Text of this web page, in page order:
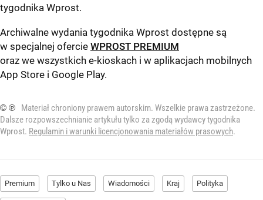
tygodnika Wprost.
Archiwalne wydania tygodnika Wprost dostępne są
w specjalnej ofercie WPROST PREMIUM
oraz we wszystkich e-kioskach i w aplikacjach mobilnych
App Store i Google Play.
© ℗
Materiał chroniony prawem autorskim. Wszelkie prawa zastrzeżone.
Dalsze rozpowszechnianie artykułu tylko za zgodą wydawcy tygodnika
Wprost. Regulamin i warunki licencjonowania materiałów prasowych.
Premium Tylko u Nas Wiadomości Kraj Polityka